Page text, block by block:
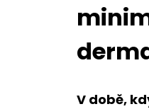
V době,